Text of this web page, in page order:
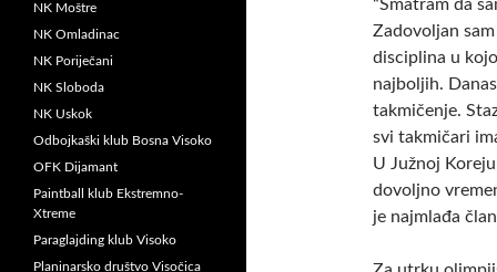
“Smatram da
Zadovoljan
disciplina u
najboljih.
takmičenje.
svi takmičari
U Južnoj
dovoljno
je najmlađa
NK Moštre
NK Omladinac
NK Poriječani
NK Sloboda
NK Uskok
Odbojkaški klub Bosna Visoko
OFK Dijamant
Paintball klub Ekstremno-
Xtreme
Paraglajding klub Visoko
Planinarsko društvo Visočica